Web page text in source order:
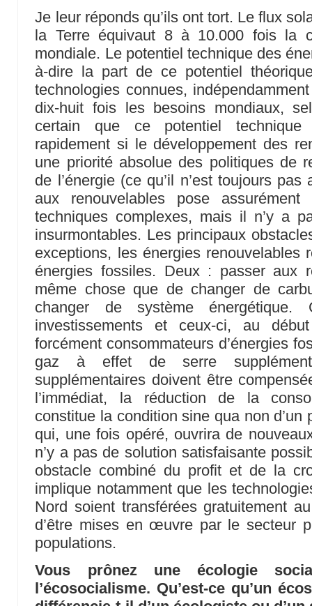
Je leur réponds qu’ils ont tort. Le flux
la Terre équivaut 8 à 10.000 fois la
mondiale. Le potentiel technique des
à-dire la part de ce potentiel
technologies connues,
dix-huit fois les besoins mondiaux,
certain que ce potentiel technique
rapidement si le développement des
une priorité absolue des politiques de
de l’énergie (ce qu’il n’est toujours
aux renouvelables pose
techniques complexes, mais il n’y a
insurmontables. Les principaux
exceptions, les énergies renouvelables
énergies fossiles. Deux : passer aux
même chose que de changer de
changer de système énergétique.
investissements et ceux-ci, au
forcément consommateurs d’énergies
gaz à effet de serre
supplémentaires doivent être
l’immédiat, la réduction de la
constitue la condition sine qua non d’un
qui, une fois opéré, ouvrira de
n’y a pas de solution satisfaisante
obstacle combiné du profit et de la
implique notamment que les
Nord soient transférées gratuitement
d’être mises en œuvre par le secteur
populations.
Vous prônez une écologie
l’écosocialisme. Qu’est-ce qu’un